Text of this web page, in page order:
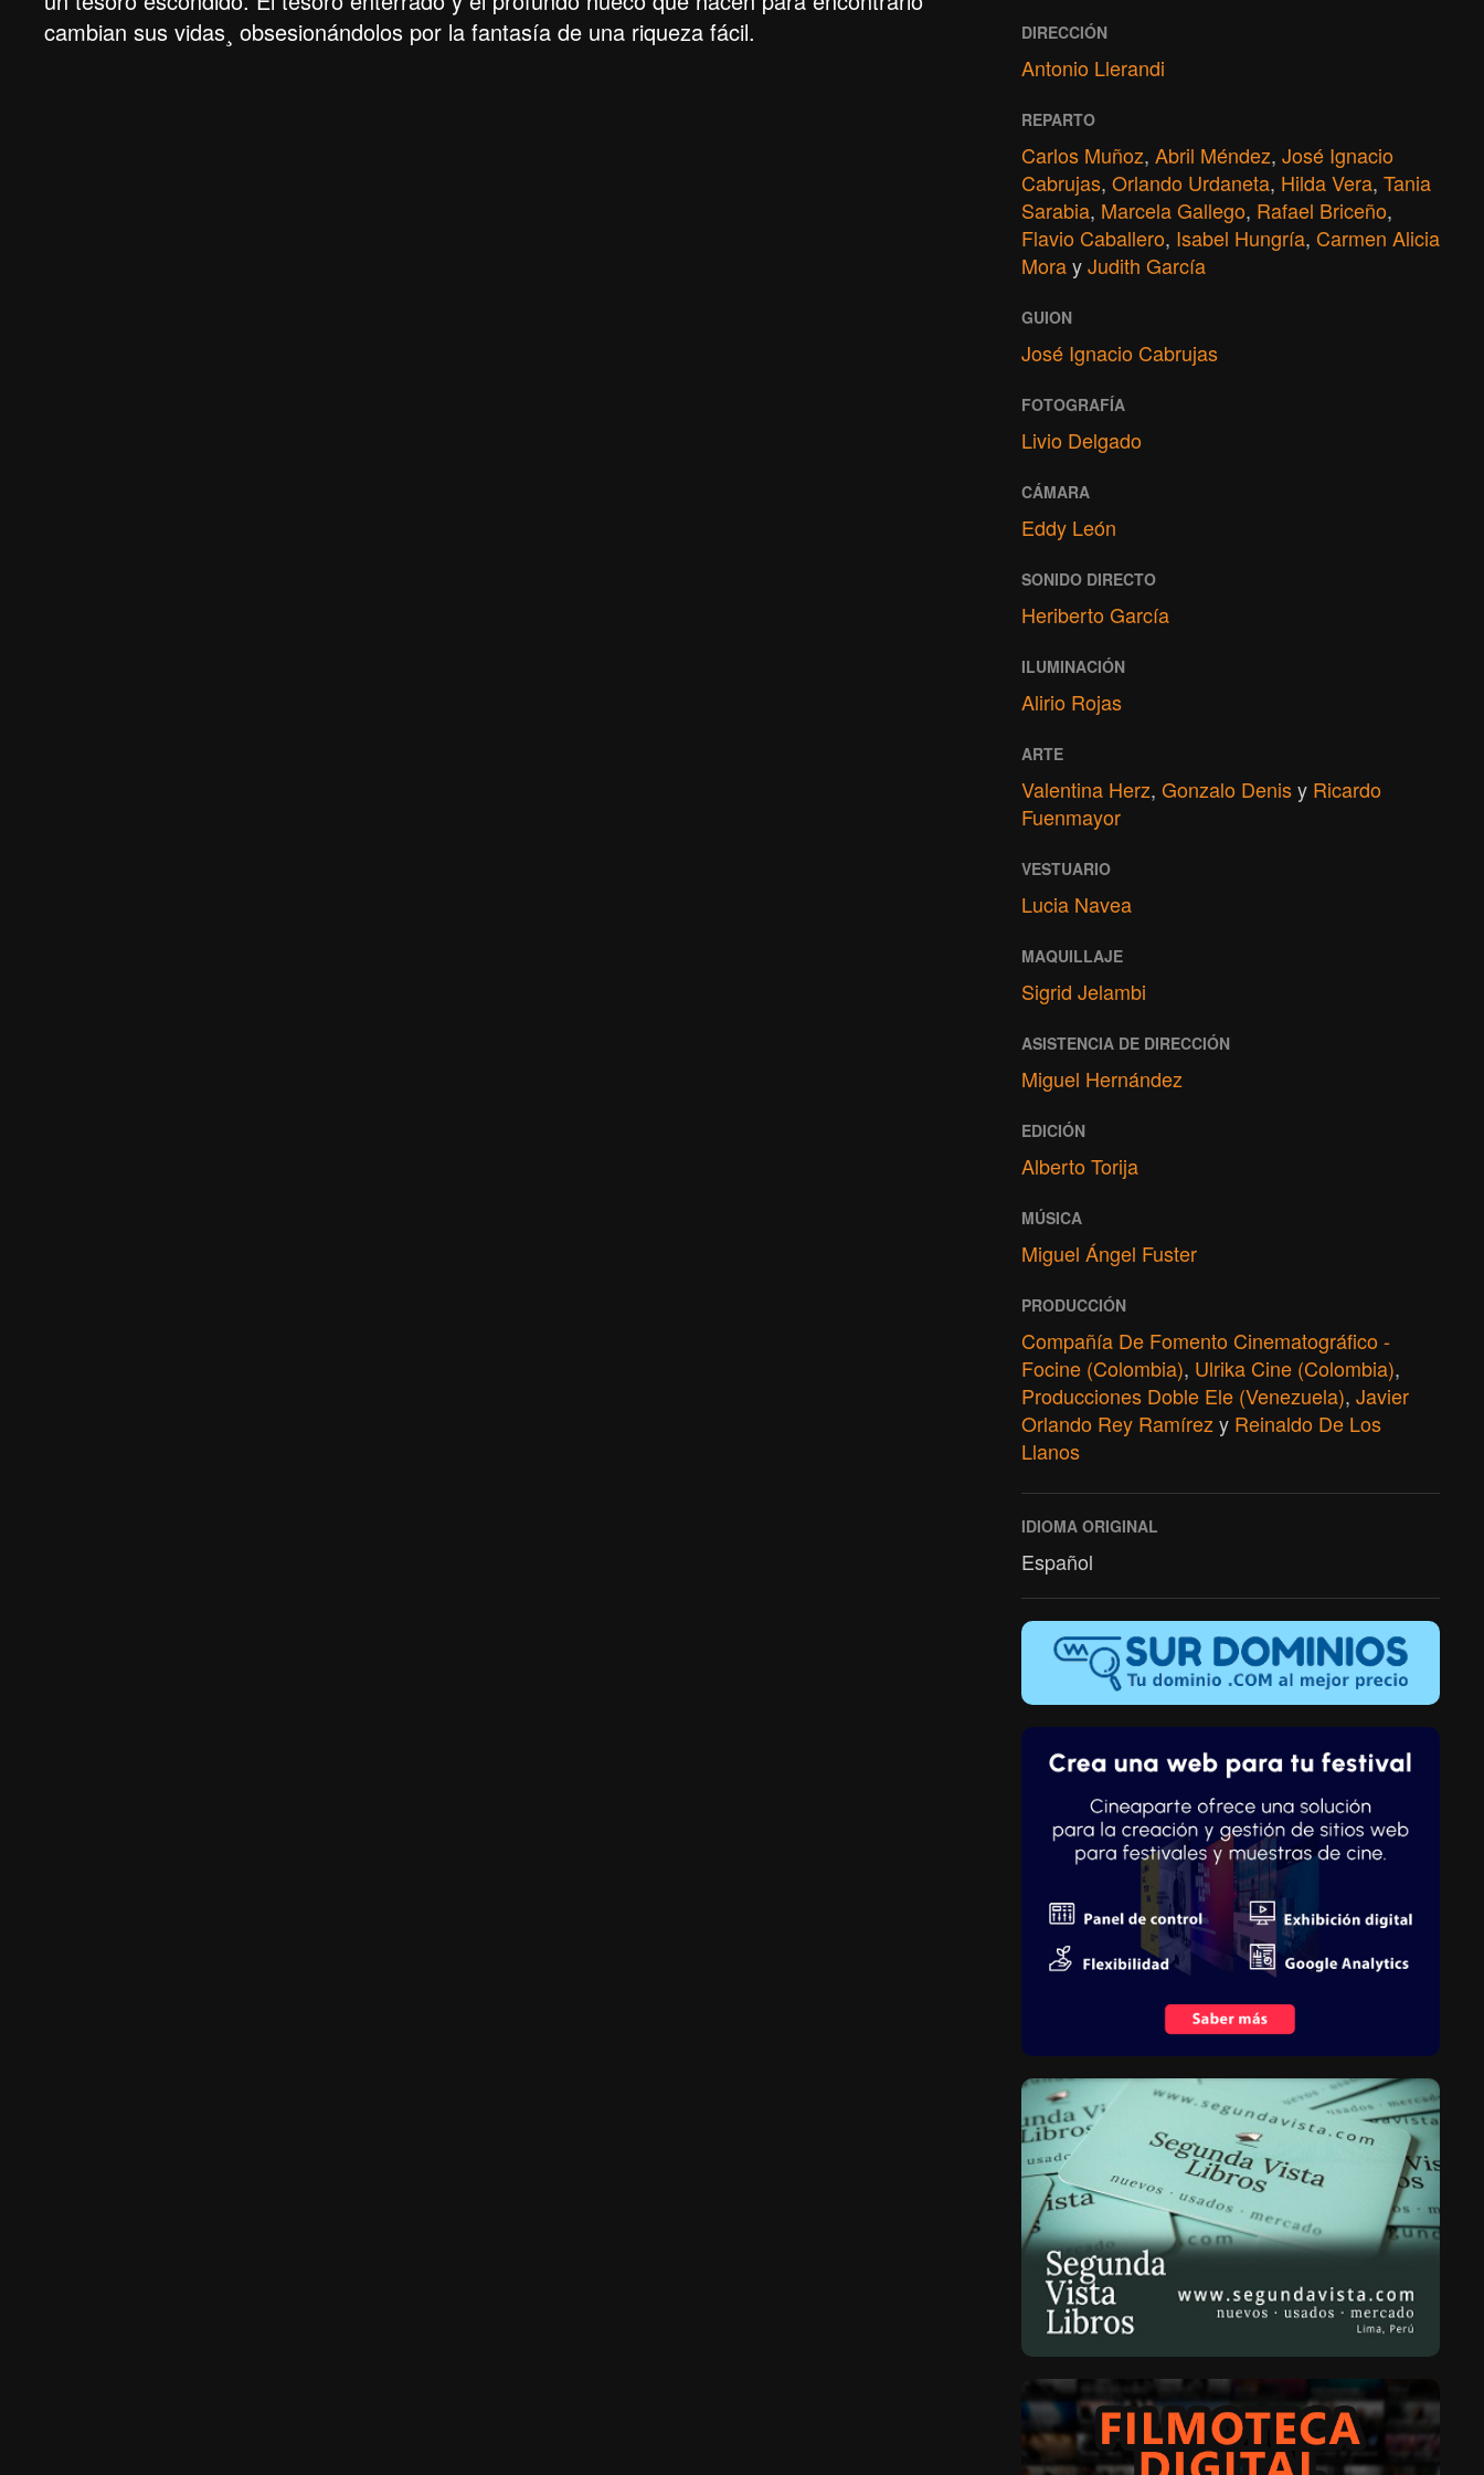
cambian sus vidas¸ obsesionándolos por la fantasía de una riqueza fácil.
DIRECCIÓN
Antonio Llerandi
REPARTO
Carlos Muñoz, Abril Méndez, José Ignacio
Cabrujas, Orlando Urdaneta, Hilda Vera, Tania
Sarabia, Marcela Gallego, Rafael Briceño,
Flavio Caballero, Isabel Hungría, Carmen Alicia
MorayJudith García
GUION
José Ignacio Cabrujas
FOTOGRAFÍA
Livio Delgado
CÁMARA
Eddy León
SONIDO DIRECTO
Heriberto García
ILUMINACIÓN
Alirio Rojas
ARTE
Valentina Herz, Gonzalo Denisy Ricardo
Fuenmayor
VESTUARIO
Lucia Navea
MAQUILLAJE
Sigrid Jelambi
ASISTENCIA DE DIRECCIÓN
Miguel Hernández
EDICIÓN
Alberto Torija
MÚSICA
Miguel Ángel Fuster
PRODUCCIÓN
Compañía De Fomento Cinematográfico -
Focine (Colombia), Ulrika Cine (Colombia),
Producciones Doble Ele (Venezuela), Javier
Orlando Rey Ramírez y Reinaldo De Los
Llanos
IDIOMA ORIGINAL
Español